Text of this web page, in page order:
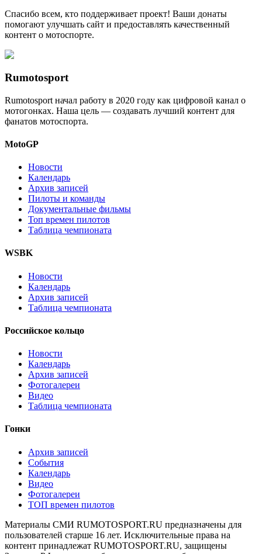
Спасибо всем, кто поддерживает проект! Ваши донаты
помогают улучшать сайт и предоставлять качественный
контент о мотоспорте.
Rumotosport
Rumotosport начал работу в 2020 году как цифровой канал о
мотогонках. Наша цель — создавать лучший контент для
фанатов мотоспорта.
MotoGP
Новости
Календарь
Архив записей
Пилоты и команды
Документальные фильмы
Топ времен пилотов
Таблица чемпионата
WSBK
Новости
Календарь
Архив записей
Таблица чемпионата
Российское кольцо
Новости
Календарь
Архив записей
Фотогалереи
Видео
Таблица чемпионата
Гонки
Архив записей
События
Календарь
Видео
Фотогалереи
ТОП времен пилотов
Материалы СМИ RUMOTOSPORT.RU предназначены для
пользователей старше 16 лет. Исключительные права на
контент принадлежат RUMOTOSPORT.RU, защищены